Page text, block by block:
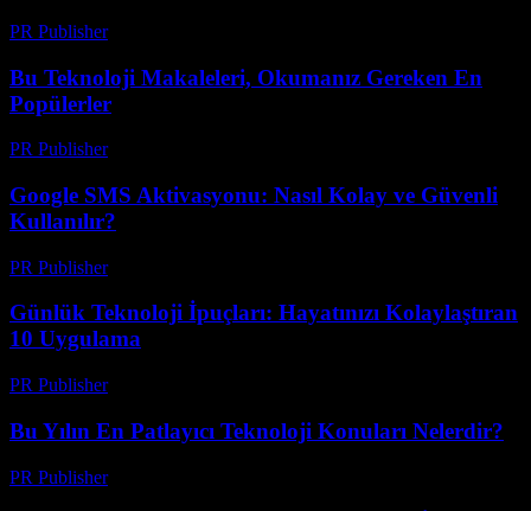
PR Publisher-
Bu Teknoloji Makaleleri, Okumanız Gereken En
Popülerler
PR Publisher-
Google SMS Aktivasyonu: Nasıl Kolay ve Güvenli
Kullanılır?
PR Publisher-
Günlük Teknoloji İpuçları: Hayatınızı Kolaylaştıran
10 Uygulama
PR Publisher-
Bu Yılın En Patlayıcı Teknoloji Konuları Nelerdir?
PR Publisher-